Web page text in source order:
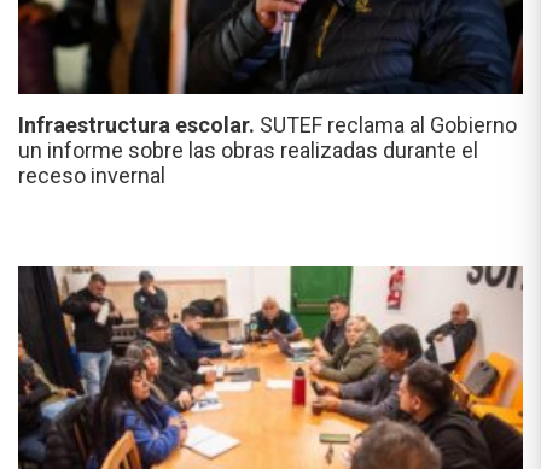
Infraestructura escolar. SUTEF reclama al Gobierno
un informe sobre las obras realizadas durante el
receso invernal